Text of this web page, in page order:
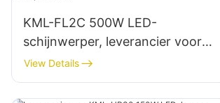
KML-FL2C 500W LED-
schijnwerper, leverancier voor
buitenverlichting van gebouwen,
gevels en bouwplaatsen.
View Details